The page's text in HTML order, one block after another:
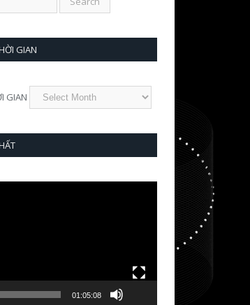
GIAN
GIAN
01:05:08